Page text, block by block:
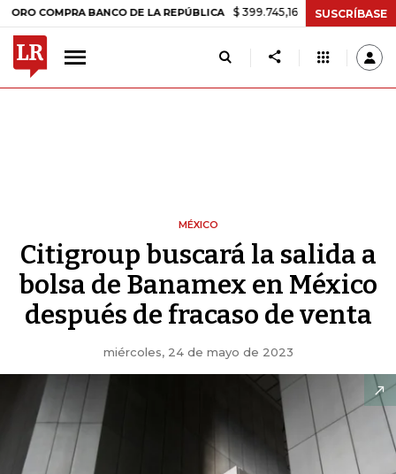
BANCO DE LA REPÚBLICA $ 399.745,16 +$ 2.295,71 +0,58%
SUSCRÍBASE
MÉXICO
Citigroup buscará la salida a
bolsa de Banamex en México
después de fracaso de venta
miércoles, 24 de mayo de 2023